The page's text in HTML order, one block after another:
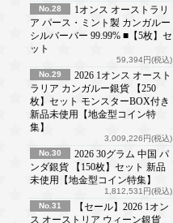
No.28
1オンス オーストラリ
ア パース・ミント製 カンガルー
シルバーバー 99.99% ■【5枚】セ
ット
59,394円(税込)
No.29
2026 1オンス オースト
ラリア カンガルー銀貨 【250
枚】セット モンスターBOX付き
新品未使用【地金型コイン特
集】
3,009,226円(税込)
No.30
2026 30グラム 中国 パ
ンダ銀貨 【150枚】セット 新品
未使用【地金型コイン特集】
1,812,531円(税込)
No.31
【セール】2026 1オン
ス オーストリア ウィーン銀貨